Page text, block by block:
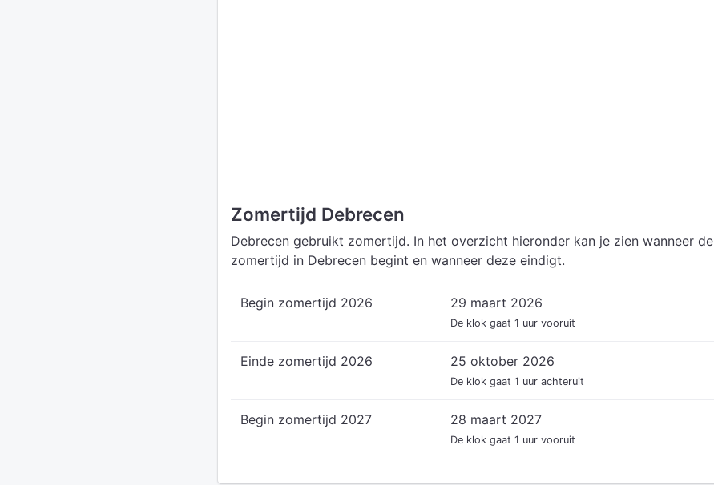
Zomertijd Debrecen
Debrecen gebruikt zomertijd. In het overzicht hieronder kan je zien wanneer de
zomertijd in Debrecen begint en wanneer deze eindigt.
Begin zomertijd 2026 29 maart 2026
De klok gaat 1 uur vooruit
Einde zomertijd 2026 25 oktober 2026
De klok gaat 1 uur achteruit
Begin zomertijd 2027 28 maart 2027
De klok gaat 1 uur vooruit